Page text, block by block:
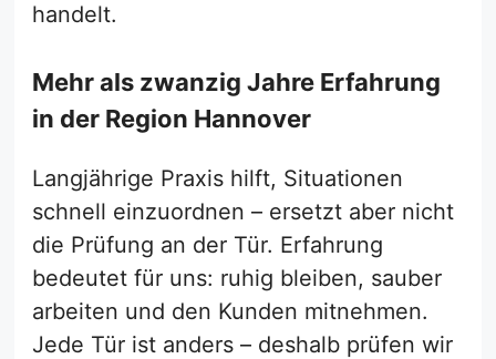
handelt.
Mehr als zwanzig Jahre Erfahrung
in der Region Hannover
Langjährige Praxis hilft, Situationen
schnell einzuordnen – ersetzt aber nicht
die Prüfung an der Tür. Erfahrung
bedeutet für uns: ruhig bleiben, sauber
arbeiten und den Kunden mitnehmen.
Jede Tür ist anders – deshalb prüfen wir